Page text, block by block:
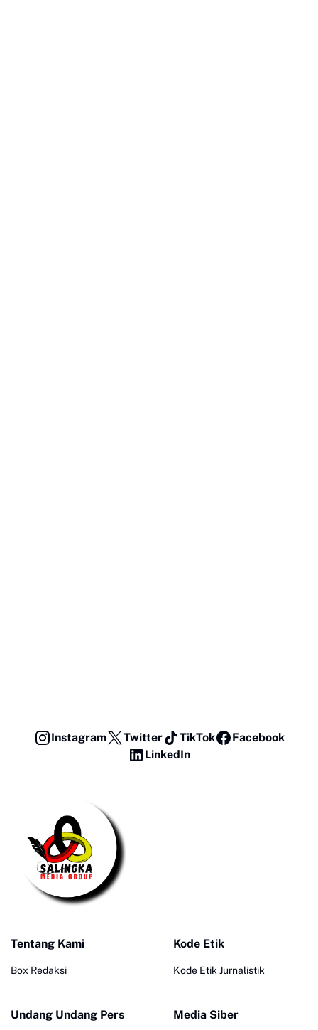
Instagram Twitter TikTok
Facebook
LinkedIn
Tentang Kami
Box Redaksi
Kode Etik
Kode Etik Jurnalistik
Undang Undang Pers Media Siber